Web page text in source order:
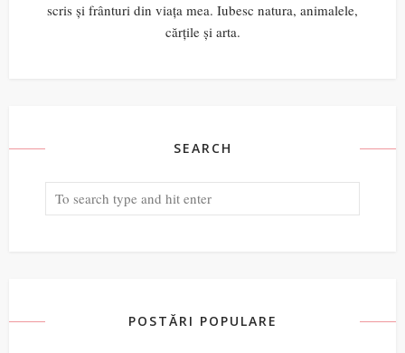
scris și frânturi din viața mea. Iubesc natura, animalele,
cărțile și arta.
SEARCH
POSTĂRI POPULARE